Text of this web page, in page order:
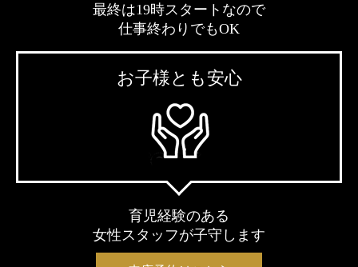
最終は19時スタートなので
仕事終わりでもOK
お子様とも安心
育児経験のある
女性スタッフが子守します